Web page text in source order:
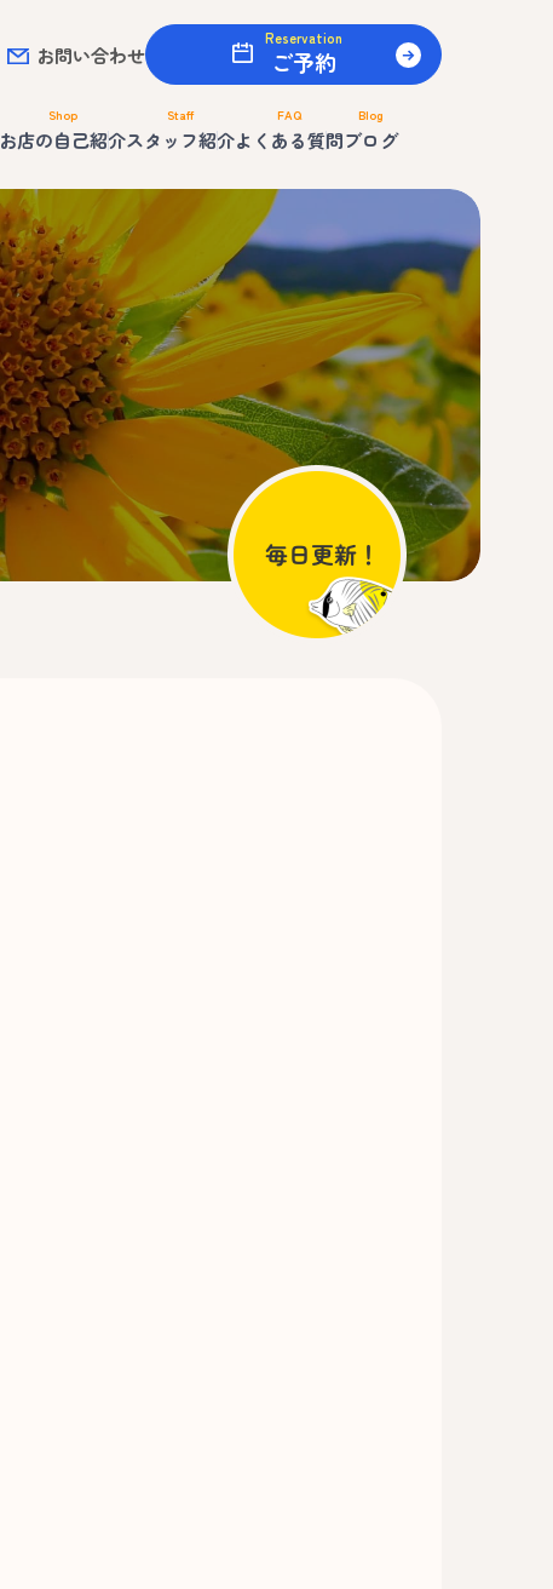
お問い合わせ
Reservation
ご予約
Shop
お店の自己紹介
Staff
スタッフ紹介
FAQ
よくある質問
Blog
ブログ